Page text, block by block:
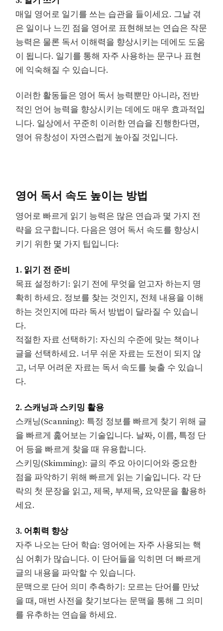
매일 영어로 일기를 쓰는 습관을 들이세요. 그날 겪
은 일이나 느낀 점을 영어로 표현해보는 연습은 작문
능력은 물론 독서 이해력을 향상시키는 데에도 도움
이 됩니다. 일기를 통해 자주 사용하는 문구나 표현
에 익숙해질 수 있습니다.
이러한 활동들은 영어 독서 능력뿐만 아니라, 전반
적인 언어 능력을 향상시키는 데에도 매우 효과적입
니다. 일상에서 꾸준히 이러한 연습을 진행한다면,
영어 유창성이 자연스럽게 높아질 것입니다.
영어 독서 속도 높이는 방법
영어로 빠르게 읽기 능력은 많은 연습과 몇 가지 전
략을 요구합니다. 다음은 영어 독서 속도를 향상시
키기 위한 몇 가지 팁입니다:
1. 읽기 전 준비
목표 설정하기: 읽기 전에 무엇을 얻고자 하는지 명
확히 하세요. 정보를 찾는 것인지, 전체 내용을 이해
하는 것인지에 따라 독서 방법이 달라질 수 있습니
다.
적절한 자료 선택하기: 자신의 수준에 맞는 책이나
글을 선택하세요. 너무 쉬운 자료는 도전이 되지 않
고, 너무 어려운 자료는 독서 속도를 늦출 수 있습니
다.
2. 스캐닝과 스키밍 활용
스캐닝(Scanning): 특정 정보를 빠르게 찾기 위해 글
을 빠르게 훑어보는 기술입니다. 날짜, 이름, 특정 단
어 등을 빠르게 찾을 때 유용합니다.
스키밍(Skimming): 글의 주요 아이디어와 중요한
점을 파악하기 위해 빠르게 읽는 기술입니다. 각 단
락의 첫 문장을 읽고, 제목, 부제목, 요약문을 활용하
세요.
3. 어휘력 향상
자주 나오는 단어 학습: 영어에는 자주 사용되는 핵
심 어휘가 많습니다. 이 단어들을 익히면 더 빠르게
글의 내용을 파악할 수 있습니다.
문맥으로 단어 의미 추측하기: 모르는 단어를 만났
을 때, 매번 사전을 찾기보다는 문맥을 통해 그 의미
를 유추하는 연습을 하세요.